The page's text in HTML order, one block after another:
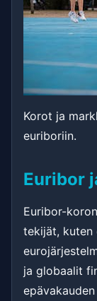
Korot ja
euriboriin.
Euribor
Euribor-
tekijät, kuten
ja globaalit